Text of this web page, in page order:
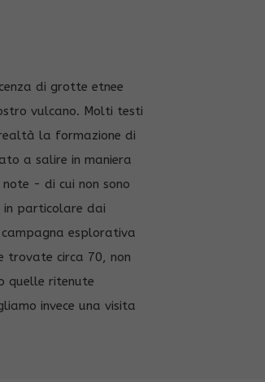
di grotte etnee
vulcano. Molti testi
la formazione di
a salire in maniera
- di cui non sono
particolare dai
esplorativa
trovate circa 70, non
quelle ritenute
invece una visita